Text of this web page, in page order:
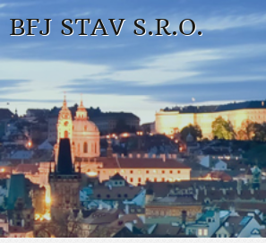
BFJ STAV S.R.O.